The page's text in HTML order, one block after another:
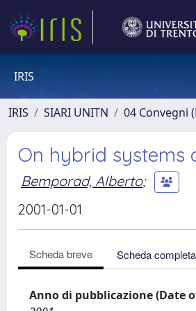
IRIS
IRIS SIARI UNITN 04 Convegni
On hybrid systems
Bemporad, Alberto;
2001-01-01
Scheda breve Scheda completa
Anno di pubblicazione (Date